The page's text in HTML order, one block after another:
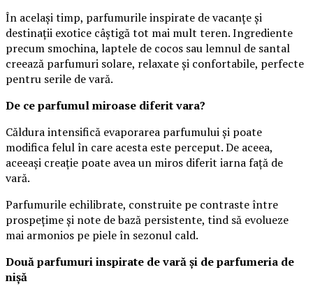
În același timp, parfumurile inspirate de vacanțe și
destinații exotice câștigă tot mai mult teren. Ingrediente
precum smochina, laptele de cocos sau lemnul de santal
creează parfumuri solare, relaxate și confortabile, perfecte
pentru serile de vară.
De ce parfumul miroase diferit vara?
Căldura intensifică evaporarea parfumului și poate
modifica felul în care acesta este perceput. De aceea,
aceeași creație poate avea un miros diferit iarna față de
vară.
Parfumurile echilibrate, construite pe contraste între
prospețime și note de bază persistente, tind să evolueze
mai armonios pe piele în sezonul cald.
Două parfumuri inspirate de vară și de parfumeria de
nișă